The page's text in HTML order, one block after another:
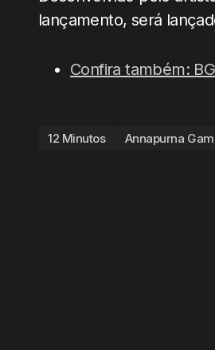
lançamento, será
Confira também:
12 Minutos Annapurna